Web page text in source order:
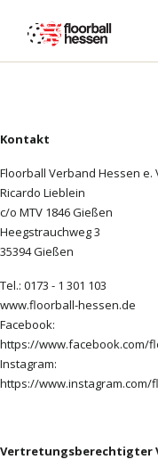
Kontakt
Floorball Verband Hessen e.
Ricardo Lieblein
c/o MTV 1846 Gießen
Heegstrauchweg 3
35394 Gießen
Tel.: 0173 - 1 301 103
www.floorball-hessen.de
Facebook:
https://www.facebook.com/
Instagram:
https://www.instagram.com/
Vertretungsberechtigter